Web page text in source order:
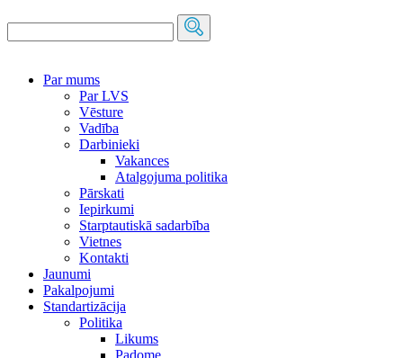
Par mums
Par LVS
Vēsture
Vadība
Darbinieki
Vakances
Atalgojuma politika
Pārskati
Iepirkumi
Starptautiskā sadarbība
Vietnes
Kontakti
Jaunumi
Pakalpojumi
Standartizācija
Politika
Likums
Padome